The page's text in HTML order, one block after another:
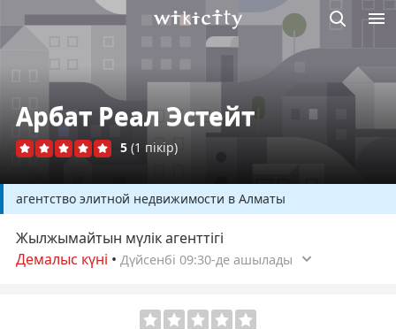
Викисити
Арбат Реал Эстейт
5 (1 пікір)
агентство элитной недвижимости в Алматы
Жылжымайтын мүлік агенттігі
Демалыс күні • Дүйсенбі 09:30-де ашылады